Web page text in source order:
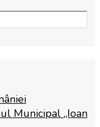
Municipal „Ioan